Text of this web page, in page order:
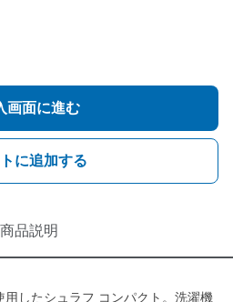
画面に進む
に追加する
商品説明
したシュラフ コンパクト。洗濯機